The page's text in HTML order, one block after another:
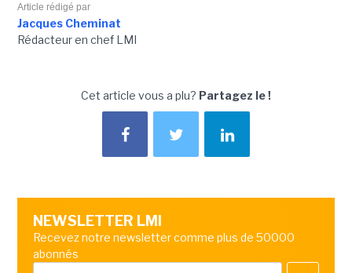
Article rédigé par
Jacques Cheminat
Rédacteur en chef LMI
Cet article vous a plu? Partagez le !
NEWSLETTER LMI
Recevez notre newsletter comme plus de 50000
abonnés